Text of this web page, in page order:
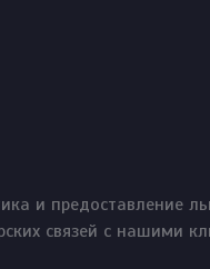
и предоставление
связей с нашими